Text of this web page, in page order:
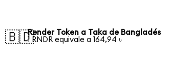
🇧🇩Render Token a Taka de Bangladés
1 RNDR equivale a 164,94 ৳